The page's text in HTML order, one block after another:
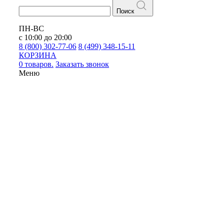
Поиск
ПН-ВС
с 10:00 до 20:00
8 (800) 302-77-06 8 (499) 348-15-11
КОРЗИНА
0 товаров. Заказать звонок
Меню